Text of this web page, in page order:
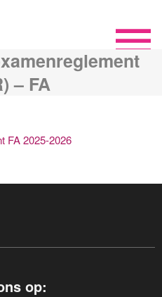
– FA
FA 2025-2026
op: